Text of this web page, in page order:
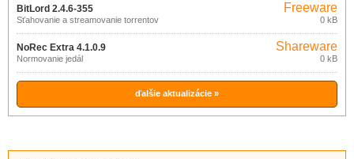
BitLord 2.4.6-355
Sťahovanie a streamovanie torrentov
Freeware
0 kB
NoRec Extra 4.1.0.9
Normovanie jedál
Shareware
0 kB
ďalšie aktualizácie »